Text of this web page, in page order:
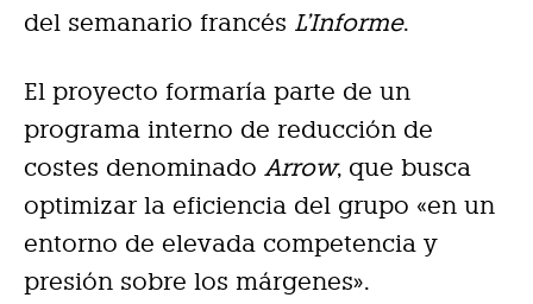
del semanario francés L’Informe.
El proyecto formaría parte de un
programa interno de reducción de
costes denominado Arrow, que busca
optimizar la eficiencia del grupo «en un
entorno de elevada competencia y
presión sobre los márgenes».